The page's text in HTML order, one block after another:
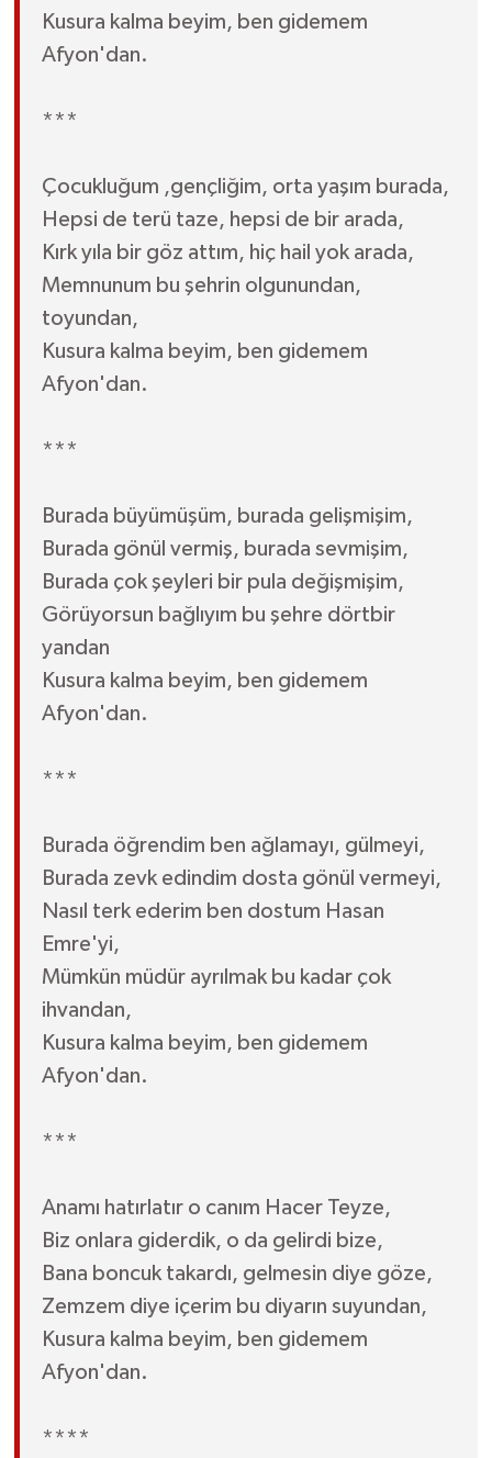
Kusura kalma beyim, ben gidemem
Afyon'dan.
***
Çocukluğum ,gençliğim, orta yaşım burada,
Hepsi de terü taze, hepsi de bir arada,
Kırk yıla bir göz attım, hiç hail yok arada,
Memnunum bu şehrin olgunundan,
toyundan,
Kusura kalma beyim, ben gidemem
Afyon'dan.
***
Burada büyümüşüm, burada gelişmişim,
Burada gönül vermiş, burada sevmişim,
Burada çok şeyleri bir pula değişmişim,
Görüyorsun bağlıyım bu şehre dörtbir
yandan
Kusura kalma beyim, ben gidemem
Afyon'dan.
***
Burada öğrendim ben ağlamayı, gülmeyi,
Burada zevk edindim dosta gönül vermeyi,
Nasıl terk ederim ben dostum Hasan
Emre'yi,
Mümkün müdür ayrılmak bu kadar çok
ihvandan,
Kusura kalma beyim, ben gidemem
Afyon'dan.
***
Anamı hatırlatır o canım Hacer Teyze,
Biz onlara giderdik, o da gelirdi bize,
Bana boncuk takardı, gelmesin diye göze,
Zemzem diye içerim bu diyarın suyundan,
Kusura kalma beyim, ben gidemem
Afyon'dan.
****